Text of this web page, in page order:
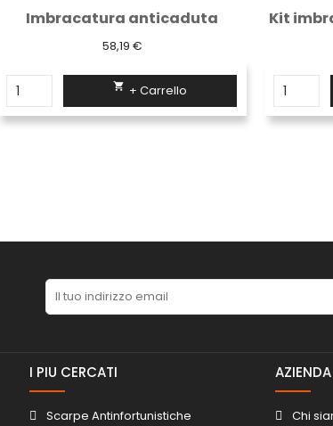
Imbracatura anticaduta
58,19 €
 + Carrello
I PIU CERCATI
Scarpe Antinfortunistiche
AZIENDA
Chi